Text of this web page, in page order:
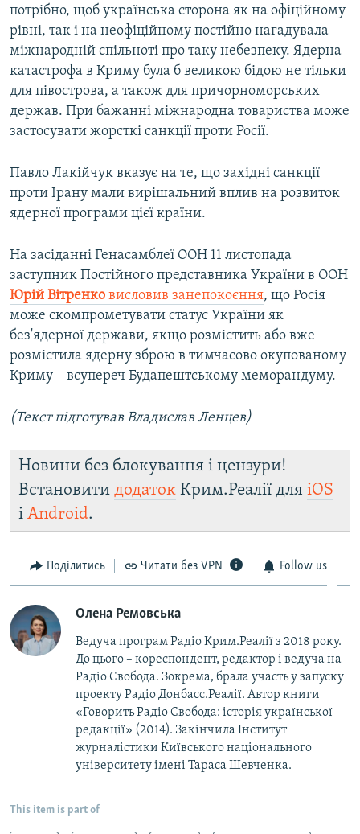
потрібно, щоб українська сторона як на офіційному
рівні, так і на неофіційному постійно нагадувала
міжнародній спільноті про таку небезпеку. Ядерна
катастрофа в Криму була б великою бідою не тільки
для півострова, а також для причорноморських
держав. При бажанні міжнародна товариства може
застосувати жорсткі санкції проти Росії.
Павло Лакійчук вказує на те, що західні санкції
проти Ірану мали вирішальний вплив на розвиток
ядерної програми цієї країни.
На засіданні Генасамблеї ООН 11 листопада
заступник Постійного представника України в ООН
Юрій Вітренко висловив занепокоєння, що Росія
може скомпрометувати статус України як
без'ядерної держави, якщо розмістить або вже
розмістила ядерну зброю в тимчасово окупованому
Криму ‒ всупереч Будапештському меморандуму.
(Текст підготував Владислав Ленцев)
Новини без блокування і цензури!
Встановити додаток Крим.Реалії для iOS
і Android.
Поділитись Читати без VPN Follow us
Олена Ремовська
Ведуча програм Радіо Крим.Реалії з 2018 року.
До цього – кореспондент, редактор і ведуча на
Радіо Свобода. Зокрема, брала участь у запуску
проекту Радіо Донбасс.Реалії. Автор книги
«Говорить Радіо Свобода: iсторія української
редакції» (2014). Закінчила Інститут
журналістики Київського національного
університету імені Тараса Шевченка.
This item is part of